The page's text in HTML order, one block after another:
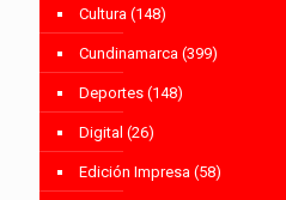
Cultura (148)
Cundinamarca (399)
Deportes (148)
Digital (26)
Edición Impresa (58)